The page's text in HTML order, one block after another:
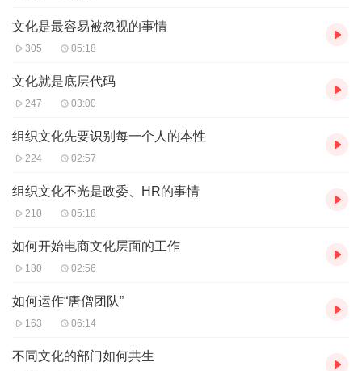
文化是最容易被忽视的事情
305 05:18
文化就是底层代码
247 03:00
组织文化先要识别每一个人的本性
224 02:57
组织文化不光是政委、HR的事情
210 05:18
如何开始电商文化层面的工作
180 02:56
如何运作“唐僧团队”
163 06:14
不同文化的部门如何共生